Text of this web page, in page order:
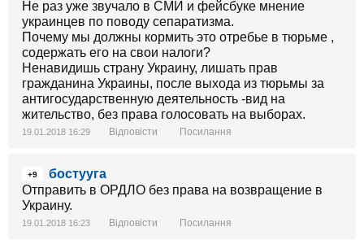
Не раз уже звучало в СМИ и фейсбуке мнение
украинцев по поводу сепаратизма.
Почему мы должны кормить это отребье в тюрьме ,
содержать его на свои налоги?
Ненавидишь страну Украину, лишать прав
гражданина Украины, после выхода из тюрьмы за
антигосударственную деятельность -вид на
жительство, без права голосовать на выборах.
19.01.2018 16:29 Відповісти Посилання
+9
бостууга
Отправить в ОРДЛО без права на возвращение в
Украину.
19.01.2018 16:23 Відповісти Посилання